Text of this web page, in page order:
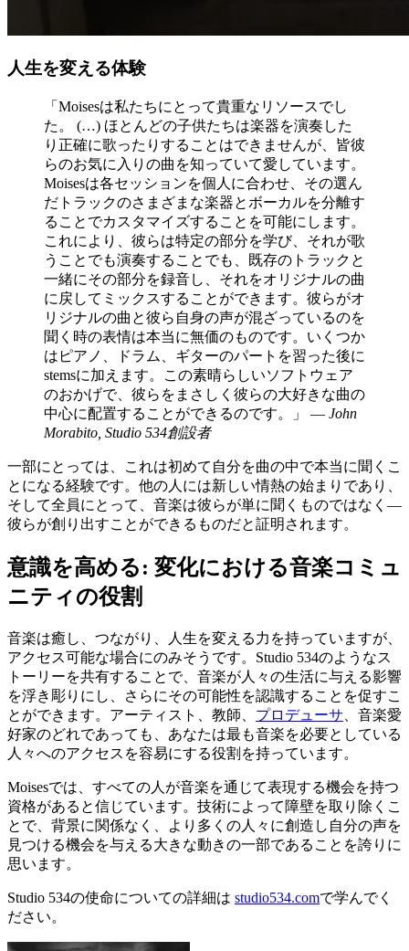
人生を変える体験
「Moisesは私たちにとって貴重なリソースでし
た。 (…) ほとんどの子供たちは楽器を演奏した
り正確に歌ったりすることはできませんが、皆彼
らのお気に入りの曲を知っていて愛しています。
Moisesは各セッションを個人に合わせ、その選ん
だトラックのさまざまな楽器とボーカルを分離す
ることでカスタマイズすることを可能にします。
これにより、彼らは特定の部分を学び、それが歌
うことでも演奏することでも、既存のトラックと
一緒にその部分を録音し、それをオリジナルの曲
に戻してミックスすることができます。彼らがオ
リジナルの曲と彼ら自身の声が混ざっているのを
聞く時の表情は本当に無価のものです。いくつか
はピアノ、ドラム、ギターのパートを習った後に
stemsに加えます。この素晴らしいソフトウェア
のおかげで、彼らをまさしく彼らの大好きな曲の
中心に配置することができるのです。」 — John
Morabito, Studio 534創設者
一部にとっては、これは初めて自分を曲の中で本当に聞くこ
とになる経験です。他の人には新しい情熱の始まりであり、
そして全員にとって、音楽は彼らが単に聞くものではなく—
彼らが創り出すことができるものだと証明されます。
意識を高める: 変化における音楽コミュ
ニティの役割
音楽は癒し、つながり、人生を変える力を持っていますが、
アクセス可能な場合にのみそうです。Studio 534のようなス
トーリーを共有することで、音楽が人々の生活に与える影響
を浮き彫りにし、さらにその可能性を認識することを促すこ
とができます。アーティスト、教師、 プロデューサ 、音楽愛
好家のどれであっても、あなたは最も音楽を必要としている
人々へのアクセスを容易にする役割を持っています。
Moisesでは、すべての人が音楽を通じて表現する機会を持つ
資格があると信じています。技術によって障壁を取り除くこ
とで、背景に関係なく、より多くの人々に創造し自分の声を
見つける機会を与える大きな動きの一部であることを誇りに
思います。
Studio 534の使命についての詳細は studio534.comで学んでく
ださい。